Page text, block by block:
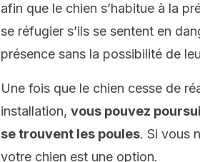
afin que le chien s’habitue à la
se réfugier s’ils se sentent en
présence sans la possibilité de
Une fois que le chien cesse de
installation, vous pouvez
se trouvent les poules. Si vous
votre chien est une option.